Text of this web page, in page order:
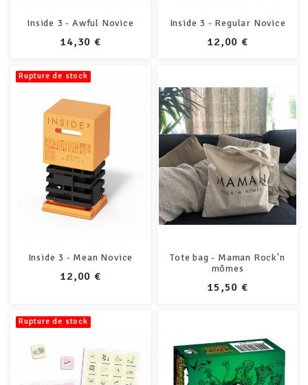
Inside 3 - Awful Novice
PRIX
14,30 €
Inside 3 - Regular Novice
PRIX
12,00 €
Rupture de stock
Inside 3 - Mean Novice
PRIX
12,00 €
Tote bag - Maman Rock'n
mômes
PRIX
15,50 €
Rupture de stock